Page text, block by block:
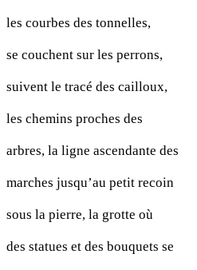
les courbes des tonnelles,
se couchent sur les perrons,
suivent le tracé des cailloux,
les chemins proches des
arbres, la ligne ascendante des
marches jusqu’au petit recoin
sous la pierre, la grotte où
des statues et des bouquets se